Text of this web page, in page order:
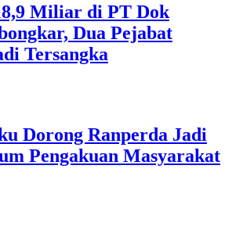
Miliar di PT Dok
Dua Pejabat
Tersangka
Dorong Ranperda Jadi
Pengakuan Masyarakat